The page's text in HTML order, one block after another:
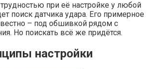
при её настройке у любой
поиск датчика удара. Его примерное
– под обшивкой рядом с
Но поискать всё же придётся.
настройки